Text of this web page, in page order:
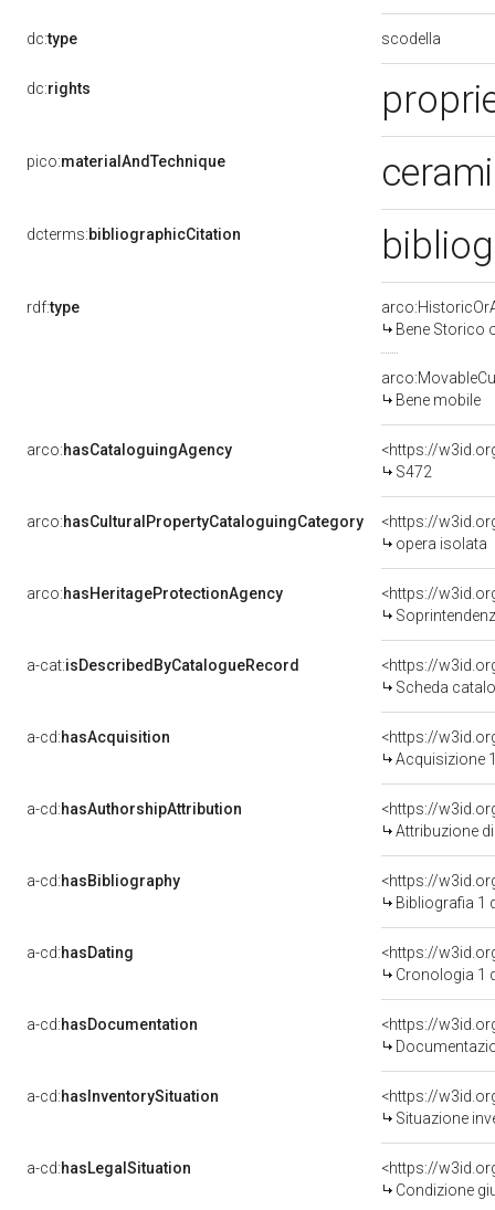
dc:type scodella
dc:rights
pico:materialAndTechnique
dcterms:bibliographicCitation
rdf:type
Bene Storico
Bene mobile
arco:hasCataloguingAgency
<https://
S472
arco:hasCulturalPropertyCataloguingCategory
<https://
opera isolata
arco:hasHeritageProtectionAgency
<https://
Soprintendenza
a-cat:isDescribedByCatalogueRecord
<https://
Scheda
a-cd:hasAcquisition
<https://
Acquisizione
a-cd:hasAuthorshipAttribution
Attribuzione
a-cd:hasBibliography
<https://
Bibliografia 1
a-cd:hasDating
<https://
Cronologia 1
a-cd:hasDocumentation
a-cd:hasInventorySituation
<https://
Situazione
a-cd:hasLegalSituation
<https://
Condizione